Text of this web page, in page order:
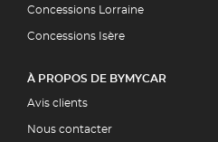
Concessions Lorraine
Concessions Isère
À PROPOS DE BYMYCAR
Avis clients
Nous contacter